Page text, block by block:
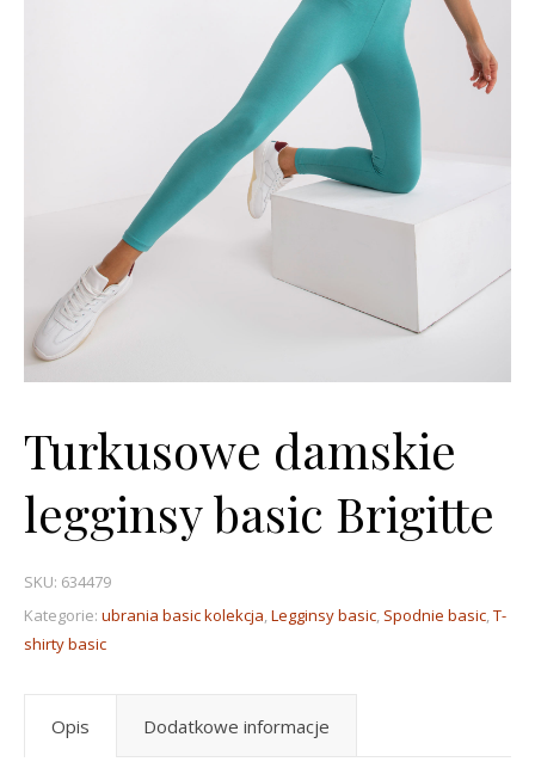
Turkusowe damskie
legginsy basic Brigitte
SKU: 634479
Kategorie: ubrania basic kolekcja,Legginsy basic, Spodnie basic,T-
shirty basic
Opis Dodatkowe informacje